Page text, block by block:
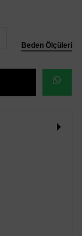
Beden Ölçüleri
SİPARİŞ